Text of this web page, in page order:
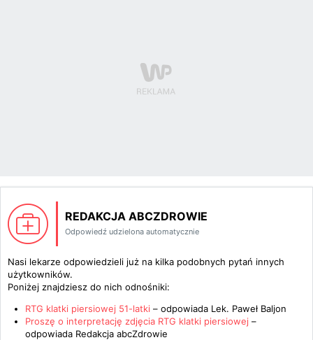
REDAKCJA ABCZDROWIE
Odpowiedź udzielona automatycznie
Nasi lekarze odpowiedzieli już na kilka podobnych pytań innych
użytkowników.
Poniżej znajdziesz do nich odnośniki:
RTG klatki piersiowej 51-latki – odpowiada Lek. Paweł Baljon
Proszę o interpretację zdjęcia RTG klatki piersiowej –
odpowiada Redakcja abcZdrowie